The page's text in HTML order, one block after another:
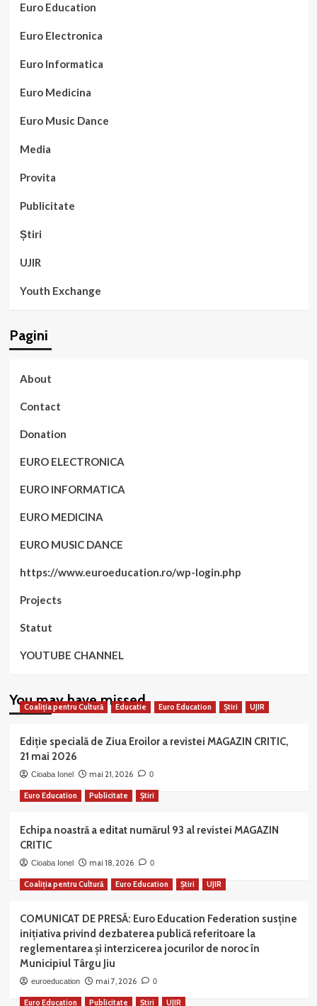
Euro Education
Euro Electronica
Euro Informatica
Euro Medicina
Euro Music Dance
Media
Provita
Publicitate
Știri
UJIR
Youth Exchange
Pagini
About
Contact
Donation
EURO ELECTRONICA
EURO INFORMATICA
EURO MEDICINA
EURO MUSIC DANCE
https://www.euroeducation.ro/wp-login.php
Projects
Statut
YOUTUBE CHANNEL
You may have missed
Coaliția pentru Cultură Educatie Euro Education Știri UJIR
Ediție specială de Ziua Eroilor a revistei MAGAZIN CRITIC,
21 mai 2026
Cioaba Ionel mai 21, 2026 0
Euro Education Publicitate Știri
Echipa noastră a editat numărul 93 al revistei MAGAZIN
CRITIC
Cioaba Ionel mai 18, 2026 0
Coaliția pentru Cultură Euro Education Știri UJIR
COMUNICAT DE PRESĂ: Euro Education Federation susține
inițiativa privind dezbaterea publică referitoare la
reglementarea și interzicerea jocurilor de noroc în
Municipiul Târgu Jiu
euroeducation mai 7, 2026 0
Euro Education Publicitate Știri UJIR